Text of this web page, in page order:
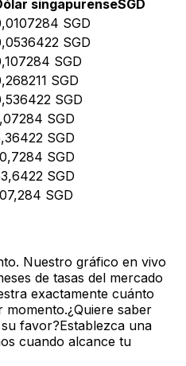
singapurenseSGD
SGD
SGD
SGD
SGD
SGD
SGD
SGD
SGD
SGD
SGD
Nuestro gráfico en vivo
de tasas del mercado
exactamente cuánto
saber
favor?Establezca una
cuando alcance tu